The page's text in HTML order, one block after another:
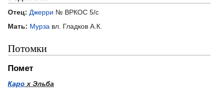
Отец: Джерри № ВРКОС 5/с
Мать: Мурза вл. Гладков А.К.
Потомки
Помет
Каро х Эльба